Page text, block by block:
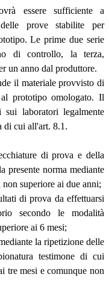
essere sufficiente a
prove stabilite per
Le prime due serie
di controllo, la terza,
un anno dal produttore.
il materiale provvisto di
prototipo omologato. Il
laboratori legalmente
di cui all'art. 8.1.
di prova e della
presente norma mediante
superiore ai due anni;
di prova da effettuarsi
secondo le modalità
ai 6 mesi;
la ripetizione delle
testimone di cui
tre mesi e comunque non